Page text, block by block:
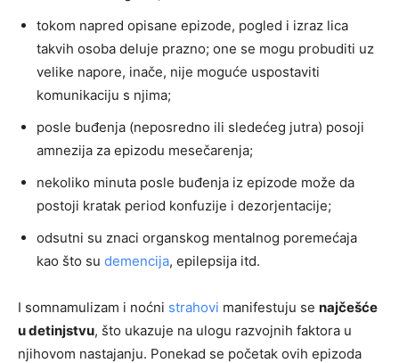
tokom napred opisane epizode, pogled i izraz lica
takvih osoba deluje prazno; one se mogu probuditi uz
velike napore, inače, nije moguće uspostaviti
komunikaciju s njima;
posle buđenja (neposredno ili sledećeg jutra) posoji
amnezija za epizodu mesečarenja;
nekoliko minuta posle buđenja iz epizode može da
postoji kratak period konfuzije i dezorjentacije;
odsutni su znaci organskog mentalnog poremećaja
kao što su demencija, epilepsija itd.
I somnamulizam i noćni strahovi manifestuju se najčešće
u detinjstvu, što ukazuje na ulogu razvojnih faktora u
njihovom nastajanju. Ponekad se početak ovih epizoda